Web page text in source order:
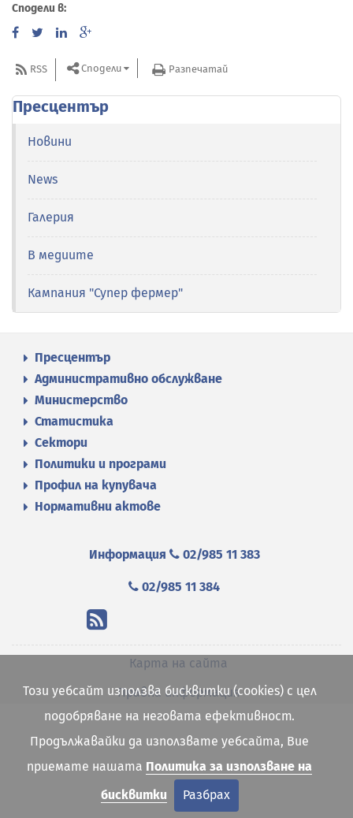
Сподели в:
RSS Сподели Разпечатай
Пресцентър
Новини
News
Галерия
В медиите
Кампания "Супер фермер"
Пресцентър
Административно обслужване
Министерство
Статистика
Сектори
Политики и програми
Профил на купувача
Нормативни актове
Информация 02/985 11 383
02/985 11 384
Карта на сайта
Правна информация
Този уебсайт използва бисквитки (cookies) с цел
подобряване на неговата ефективност.
Продължавайки да използвате уебсайта, Вие
приемате нашата Политика за използване на
бисквитки
Разбрах